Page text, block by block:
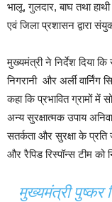
भालू, गुलदार, बाघ तथा
एवं जिला प्रशासन द्वारा
मुख्यमंत्री ने निर्देश दिया
निगरानी और अर्ली
कहा कि प्रभावित ग्रामों में
अन्य सुरक्षात्मक उपाय
सतर्कता और सुरक्षा के
और रैपिड रिस्पॉन्स टीम
मुख्यमंत्री पुष्कर